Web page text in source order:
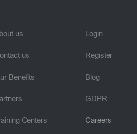
us
us
Benefits
Centers
Login
Register
Blog
GDPR
Careers